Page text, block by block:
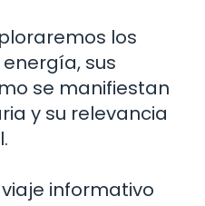
los
sus
se manifiestan
y su relevancia
informativo